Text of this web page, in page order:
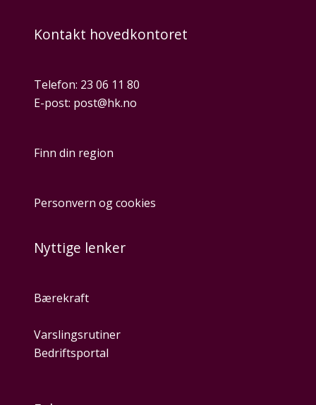
Kontakt hovedkontoret
Telefon: 23 06 11 80
E-post: post@hk.no
Finn din region
Personvern og cookies
Nyttige lenker
Bærekraft
Varslingsrutiner
Bedriftsportal